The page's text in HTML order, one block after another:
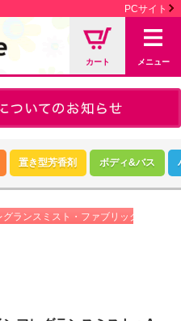
PCサイト
カート メニュー
置き型芳香剤 ボディ&バス
グランスミスト・ファブリックミスト